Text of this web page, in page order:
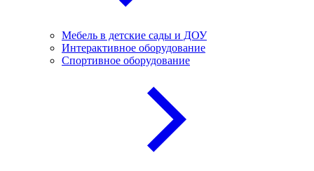
Мебель в детские сады и ДОУ
Интерактивное оборудование
Спортивное оборудование